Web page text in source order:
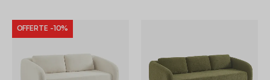
OFFERTE -10%